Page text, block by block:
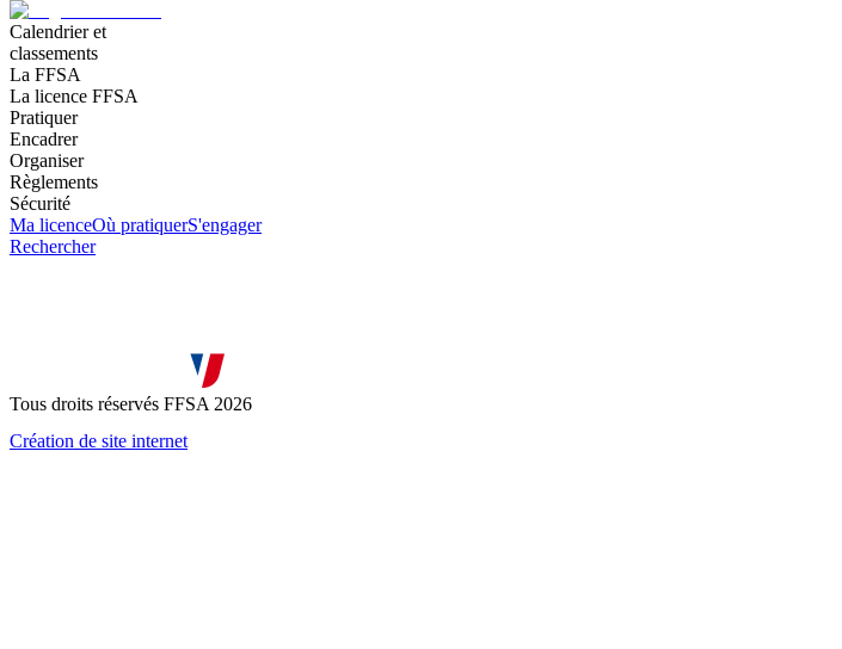
Calendrier et
classements
La FFSA
La licence FFSA
Pratiquer
Encadrer
Organiser
Règlements
Sécurité
Ma licenceOù pratiquerS'engager
Rechercher
Tous droits réservés FFSA 2026
Création de site internet